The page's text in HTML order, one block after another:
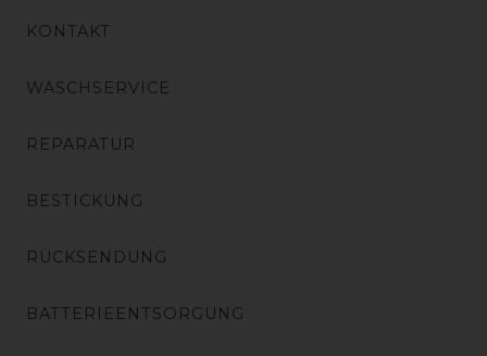
KONTAKT
WASCHSERVICE
REPARATUR
BESTICKUNG
RÜCKSENDUNG
BATTERIEENTSORGUNG